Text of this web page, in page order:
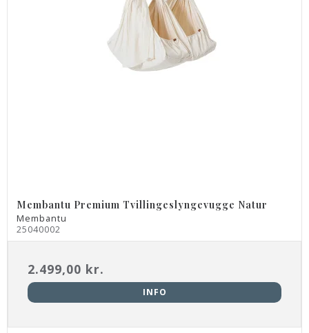
Membantu Premium Tvillingeslyngevugge Natur
Membantu
25040002
2.499,00 kr.
INFO